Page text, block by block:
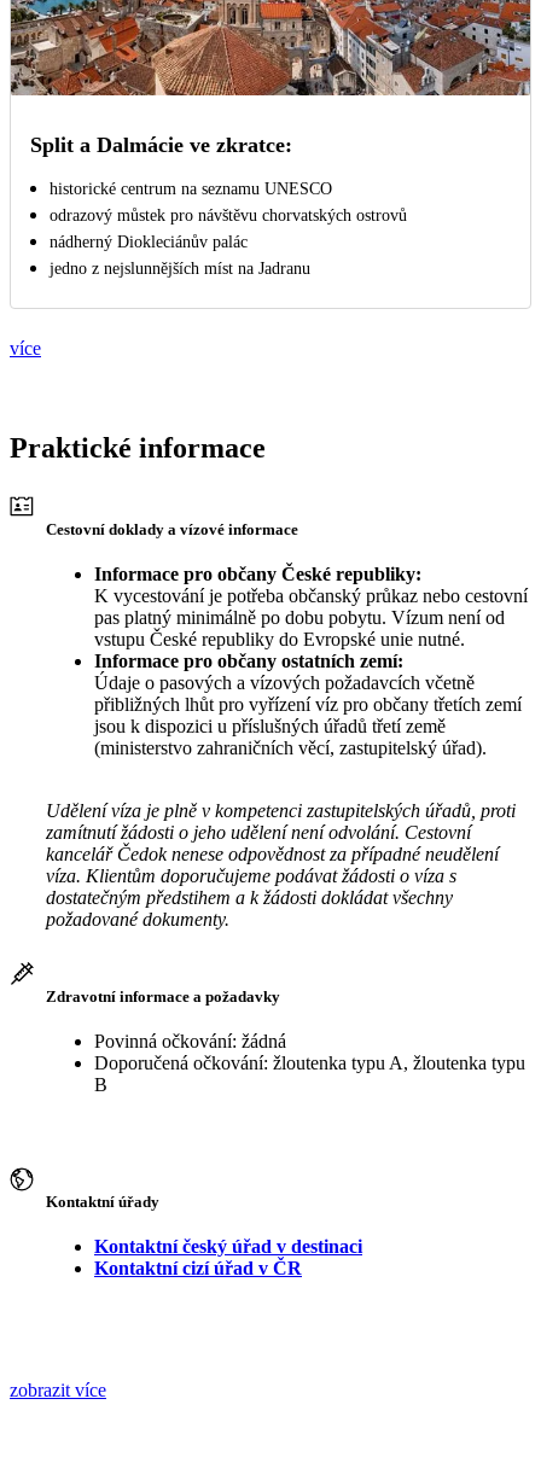
Split a Dalmácie ve zkratce:
historické centrum na seznamu UNESCO
odrazový můstek pro návštěvu chorvatských ostrovů
nádherný Diokleciánův palác
jedno z nejslunnějších míst na Jadranu
více
Praktické informace
Cestovní doklady a vízové informace
Informace pro občany České republiky:
K vycestování je potřeba občanský průkaz nebo cestovní
pas platný minimálně po dobu pobytu. Vízum není od
vstupu České republiky do Evropské unie nutné.
Informace pro občany ostatních zemí:
Údaje o pasových a vízových požadavcích včetně
přibližných lhůt pro vyřízení víz pro občany třetích zemí
jsou k dispozici u příslušných úřadů třetí země
(ministerstvo zahraničních věcí, zastupitelský úřad).
Udělení víza je plně v kompetenci zastupitelských úřadů, proti
zamítnutí žádosti o jeho udělení není odvolání. Cestovní
kancelář Čedok nenese odpovědnost za případné neudělení
víza. Klientům doporučujeme podávat žádosti o víza s
dostatečným předstihem a k žádosti dokládat všechny
požadované dokumenty.
Zdravotní informace a požadavky
Povinná očkování: žádná
Doporučená očkování: žloutenka typu A, žloutenka typu
B
Kontaktní úřady
Kontaktní český úřad v destinaci
Kontaktní cizí úřad v ČR
zobrazit více